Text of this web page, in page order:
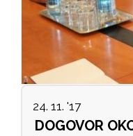
24. 11. '17
DOGOVOR